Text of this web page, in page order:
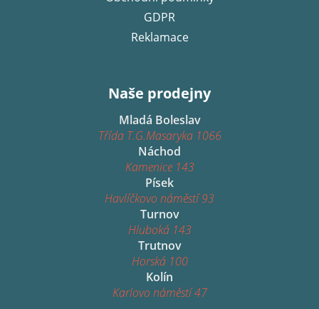
GDPR
Reklamace
Naše prodejny
Mladá Boleslav
Třída T.G.Masaryka 1066
Náchod
Kamenice 143
Písek
Havlíčkovo náměstí 93
Turnov
Hluboká 143
Trutnov
Horská 100
Kolín
Karlovo náměstí 47